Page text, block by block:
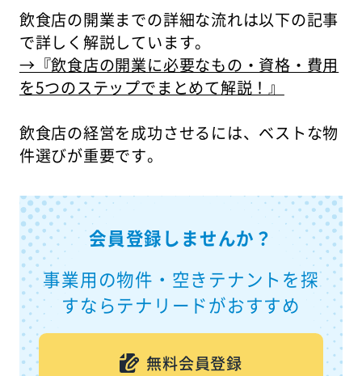
飲食店の開業までの詳細な流れは以下の記事
で詳しく解説しています。
→『飲食店の開業に必要なもの・資格・費用
を5つのステップでまとめて解説！』
飲食店の経営を成功させるには、ベストな物
件選びが重要です。
会員登録しませんか？
事業用の物件・空きテナントを探
すならテナリードがおすすめ
無料会員登録